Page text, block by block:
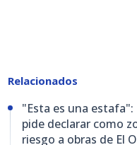
Relacionados
"Esta es una
pide declarar como
riesgo a obras de El